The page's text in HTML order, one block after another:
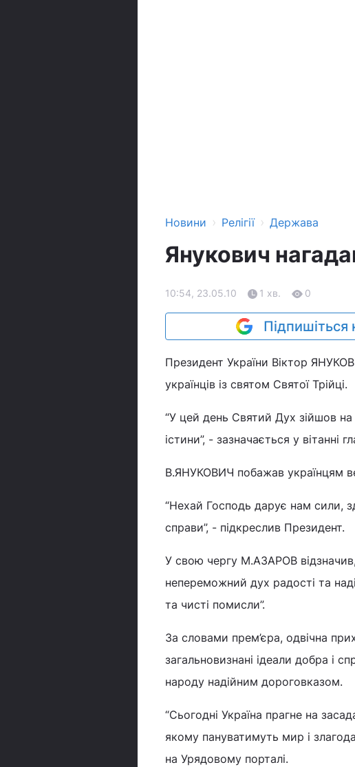
Новини › Релігії › Держава
Янукович
10:54, 23.05.10 1 хв. 0
Підпишіться
Президент України Віктор
українців із святом Святої Трійці.
“У цей день Святий Дух зійшов на
істини”, - зазначається у
В.ЯНУКОВИЧ побажав українцям
“Нехай Господь дарує нам сили,
справи”, - підкреслив Президент.
У свою чергу М.АЗАРОВ
непереможний дух радості та
та чисті помисли”.
За словами прем’єра, одвічна
загальновизнані ідеали добра і
народу надійним дороговказом.
“Сьогодні Україна прагне на
якому пануватимуть мир і
на Урядовому порталі.